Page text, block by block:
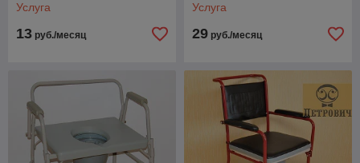
Услуга
13 руб./месяц
Услуга
29 руб./месяц